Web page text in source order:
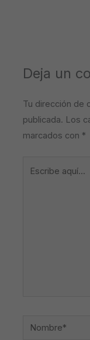
Deja un
Tu dirección de
publicada. Los
marcados con *
Nombre*